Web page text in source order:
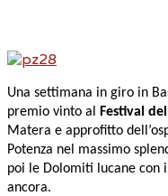
Una settimana in giro in
premio vinto al
Festival
Matera e approfitto
Potenza nel massimo
poi le Dolomiti lucane con il
ancora.